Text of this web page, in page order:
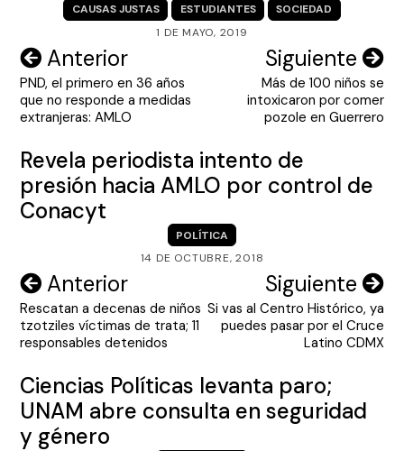
CAUSAS JUSTAS ESTUDIANTES
SOCIEDAD
1 DE MAYO, 2019
Navegación
de
entradas
Anterior
PND, el primero en 36 años
que no responde a medidas
extranjeras: AMLO
Siguiente
Más de 100 niños se
intoxicaron por comer
pozole en Guerrero
Revela periodista intento de
presión hacia AMLO por control de
Conacyt
POLÍTICA
14 DE OCTUBRE, 2018
Navegación
de
entradas
Anterior
Rescatan a decenas de niños
tzotziles víctimas de trata; 11
responsables detenidos
Siguiente
Si vas al Centro Histórico, ya
puedes pasar por el Cruce
Latino CDMX
Ciencias Políticas levanta paro;
UNAM abre consulta en seguridad
y género